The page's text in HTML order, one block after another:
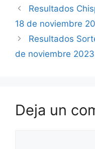
Resultados
18 de noviembre
Resultados
de noviembre 2023
Deja un